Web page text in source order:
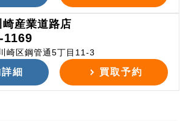
産業道路店
1169
崎区鋼管通5丁目11-3
細 買取予約